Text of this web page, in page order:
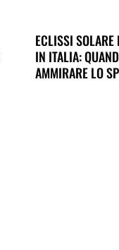
ECLISSI
IN ITALIA:
AMMIRARE LO